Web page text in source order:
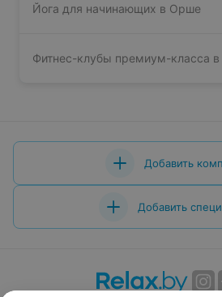
Йога для начинающих в Орше
Фитнес-клубы премиум-класса
Добавить
Добавить